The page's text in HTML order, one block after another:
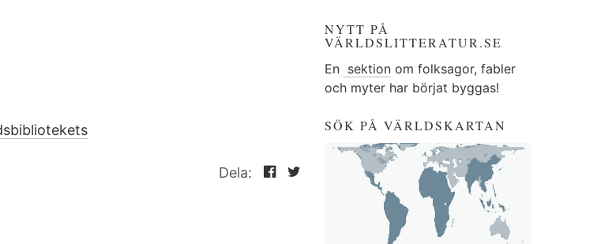
Dela:
NYTT PÅ
VÄRLDSLITTERATUR.SE
En sektionom folksagor, fabler
och myter har börjat byggas!
SÖK PÅ VÄRLDSKARTAN